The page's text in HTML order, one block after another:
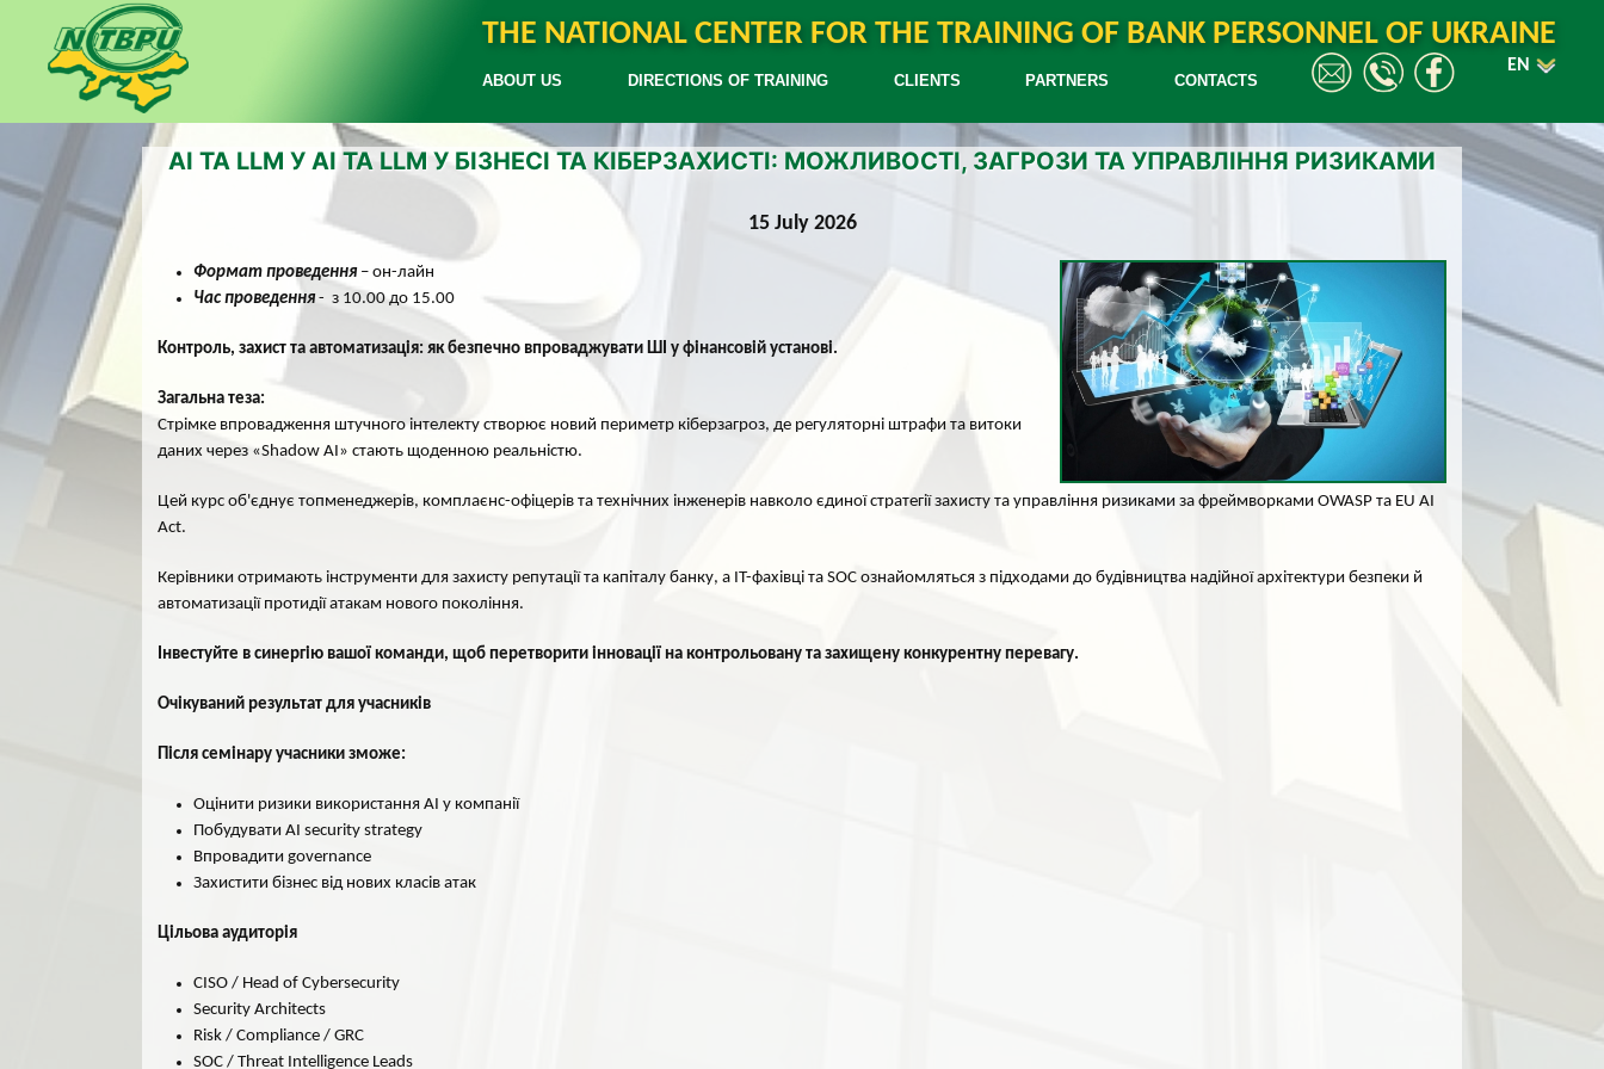
THE NATIONAL CENTER FOR THE TRAINING OF BANK PERSONNEL OF UKRAINE
ABOUT US DIRECTIONS OF TRAINING CLIENTS PARTNERS CONTACTS
EN
AI ТА LLM У AI ТА LLM У БІЗНЕСІ ТА КІБЕРЗАХИСТІ: МОЖЛИВОСТІ, ЗАГРОЗИ ТА УПРАВЛІННЯ РИЗИКАМИ
15 July 2026
Формат проведення– он-лайн
Час проведення- з 10.00 до 15.00
Контроль, захист та автоматизація: як безпечно впроваджувати ШІ у фінансовій установі.
Загальна теза:
Стрімке впровадження штучного інтелекту створює новий периметр кіберзагроз, де регуляторні штрафи та витоки
даних через «Shadow AI» стають щоденною реальністю.
Цей курс об'єднує топменеджерів, комплаєнс-офіцерів та технічних інженерів навколо єдиної стратегії захисту та управління ризиками за фреймворками OWASP та EU AI
Act.
Керівники отримають інструменти для захисту репутації та капіталу банку, а ІТ-фахівці та SOC ознайомляться з підходами до будівництва надійної архітектури безпеки й
автоматизації протидії атакам нового покоління.
Інвестуйте в синергію вашої команди, щоб перетворити інновації на контрольовану та захищену конкурентну перевагу.
Очікуваний результат для учасників
Після семінару учасники зможе:
Оцінити ризики використання AI у компанії
Побудувати AI security strategy
Впровадити governance
Захистити бізнес від нових класів атак
Цільова аудиторія
CISO / Head of Cybersecurity
Security Architects
Risk / Compliance / GRC
SOC / Threat Intelligence Leads